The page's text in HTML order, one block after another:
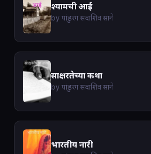
श्यामची आई
by पांडुरंग सदाशिव साने
साक्षरतेच्या कथा
by पांडुरंग सदाशिव साने
भारतीय नारी